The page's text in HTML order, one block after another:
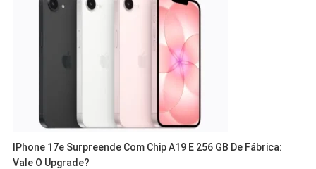
IPhone 17e Surpreende Com Chip A19 E 256 GB De Fábrica:
Vale O Upgrade?